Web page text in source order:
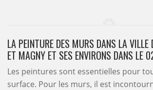
LA PEINTURE DES MURS DANS LA VILLE
ET MAGNY ET SES ENVIRONS DANS LE
Les peintures sont essentielles pour
surface. Pour les murs, il est